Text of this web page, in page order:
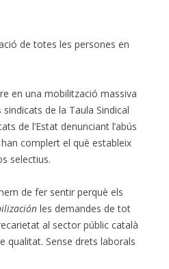
INFOCAU 3 MAIG 2019
de totes les persones en
en una mobilització massiva
de la Taula Sindical
de l’Estat denunciant l’abús
complert el què estableix
selectius.
de fer sentir perquè els
les demandes de tot
al sector públic català
qualitat. Sense drets laborals